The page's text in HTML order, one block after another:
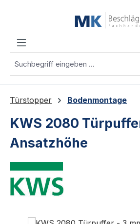
Türstopper Bodenmontage
KWS 2080
Ansatzhöhe